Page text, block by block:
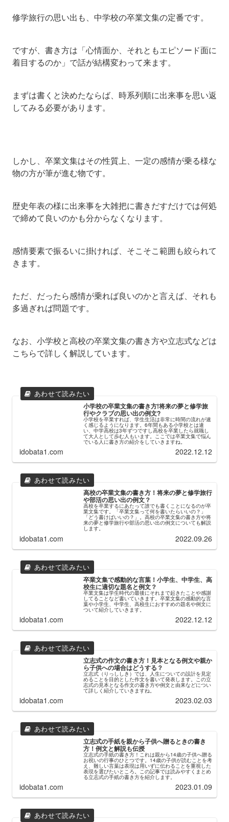
修学旅行の思い出も、中学校の卒業文集の定番です。
ですが、書き方は「心情面か、それともエピソード面に
着目するのか」で話が結構変わって来ます。
まずは書くと決めたならば、時系列順に出来事を思い返
してみる必要があります。
しかし、卒業文集はその性質上、一定の感情が乗る様な
物の方が筆が進む物です。
歴史年表の様に出来事を大雑把に書きだすだけでは何処
で締めて良いのかも分からなくなります。
感情要素で振るいに掛ければ、そこそこ範囲も絞られて
きます。
ただ、だったら感情が乗れば良いのかと言えば、それも
多過ぎれば問題です。
なお、小学校と高校の卒業文集の書き方や立志式などは
こちらで詳しく解説しています。
小学校の卒業文集の書き方!将来の夢と修学旅
行やクラブの思い出の例文?
小学校を卒業すれば、学生生活は非常に時間の流れが速
く感じるようになります。6年間もある小学校とは違
い、中学高校は3年ずつですし高校を卒業したら就職し
て大人として歩む人もいます。ここでは卒業文集で悩ん
でいる人に書き方の紹介をしていきますね。
idobata1.com 2022.12.12
高校の卒業文集の書き方！将来の夢と修学旅行
や部活の思い出の例文？
高校を卒業するにあたって誰でも書くことになるのが卒
業文集です。「卒業文集って何を書いたらいいの？」
「どう書けばいいの？」。高校の卒業文集の書き方や将
来の夢と修学旅行や部活の思い出の例文についても解説
します。
idobata1.com 2022.09.26
卒業文集で感動的な言葉！小学生、中学生、高
校生に適切な題名と例文？
卒業文集は学生時代の最後にそれまで起きたことや感謝
してることなど書いていきます。卒業文集の感動的な言
葉や小学生、中学生、高校生におすすめの題名や例文に
ついて紹介していきます。
idobata1.com 2022.12.12
立志式の作文の書き方！見本となる例文や親か
ら子供への場合はどうする？
立志式（りっししき）では、人生についての設計を見定
めることを目的とした作文を書いて発表します。この立
志式の見本となる作文の書き方や例文と由来などについ
て詳しく紹介していきますね。
idobata1.com 2023.02.03
立志式の手紙を親から子供へ贈るときの書き
方！例文と解説も伝授
立志式の手紙の書き方！これは親から14歳の子供へ贈る
お祝いの行事のひとつです。14歳の子供が読むことを考
え、難しい言葉は表現は用いずに伝わることを重視した
表現を選びたいところ。この記事では読みやすくまとめ
る立志式の手紙の書き方を紹介します。
idobata1.com 2023.01.09